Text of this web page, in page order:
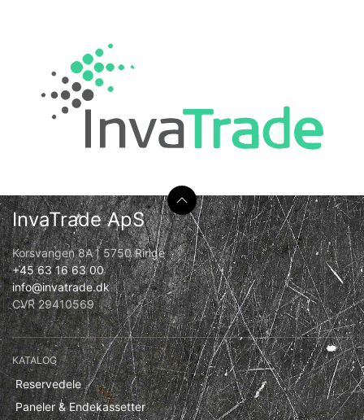
InvaTrade ApS
Korsvangen 8A | 5750 Ringe
+45 63 16 63 00
info@invatrade.dk
CVR 29410569
KATALOG
Reservedele
Paneler & Endekassetter